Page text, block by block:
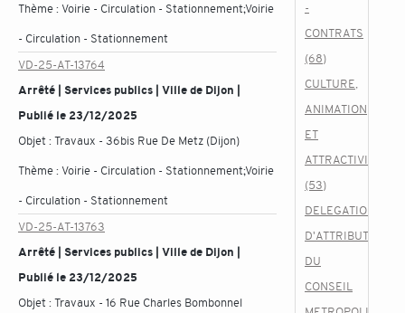
Thème :Voirie - Circulation - Stationnement;Voirie
- Circulation - Stationnement
VD-25-AT-13764
Arrêté | Services publics | Ville de Dijon |
Publié le 23/12/2025
Objet :Travaux - 36bis Rue De Metz (Dijon)
Thème :Voirie - Circulation - Stationnement;Voirie
- Circulation - Stationnement
VD-25-AT-13763
Arrêté | Services publics | Ville de Dijon |
Publié le 23/12/2025
Objet :Travaux - 16 Rue Charles Bombonnel
-
CONTRATS
(68)
CULTURE,
ANIMATION
ET
ATTRACTIVITE
(53)
DELEGATION
D'ATTRIBUTION
DU
CONSEIL